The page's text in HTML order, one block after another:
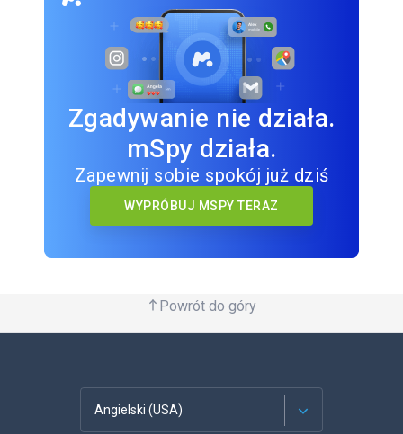
Zgadywanie nie działa.
mSpy działa.
Zapewnij sobie spokój już dziś
WYPRÓBUJ MSPY TERAZ
Powrót do góry
Angielski (USA)